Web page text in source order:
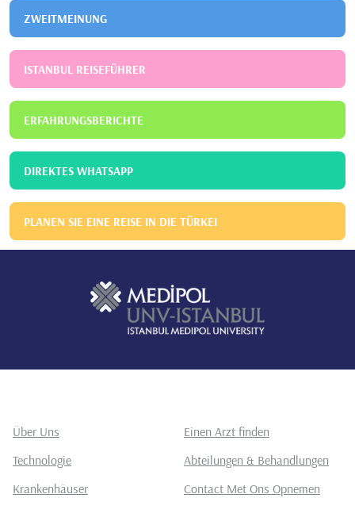
ZWEITMEINUNG
ISTANBUL REISEFÜHRER
ERFAHRUNGSBERICHTE
DIREKTES WHATSAPP
PLANEN SIE EINE REISE IN DIE TÜRKEI
Über Uns
Einen Arzt finden
Technologie
Abteilungen & Behandlungen
Krankenhäuser
Contact Met Ons Opnemen